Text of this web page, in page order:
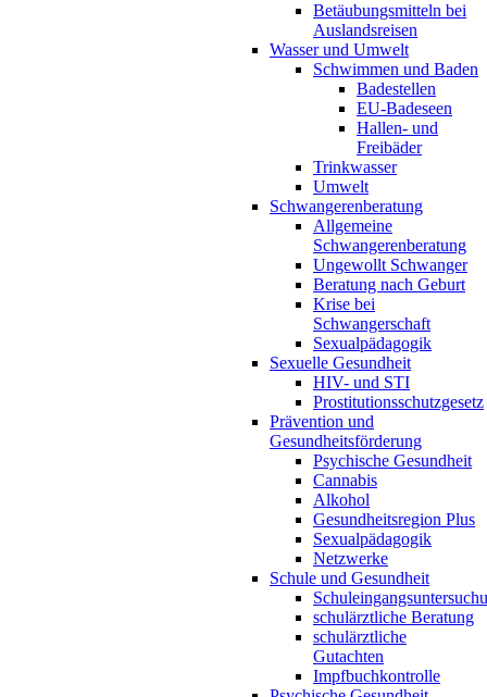
Betäubungsmitteln bei
Auslandsreisen
Wasser und Umwelt
Schwimmen und Baden
Badestellen
EU-Badeseen
Hallen- und
Freibäder
Trinkwasser
Umwelt
Schwangerenberatung
Allgemeine
Schwangerenberatung
Ungewollt Schwanger
Beratung nach Geburt
Krise bei
Schwangerschaft
Sexualpädagogik
Sexuelle Gesundheit
HIV- und STI
Prostitutionsschutzgesetz
Prävention und
Gesundheitsförderung
Psychische Gesundheit
Cannabis
Alkohol
Gesundheitsregion Plus
Sexualpädagogik
Netzwerke
Schule und Gesundheit
schulärztliche Beratung
schulärztliche
Gutachten
Impfbuchkontrolle